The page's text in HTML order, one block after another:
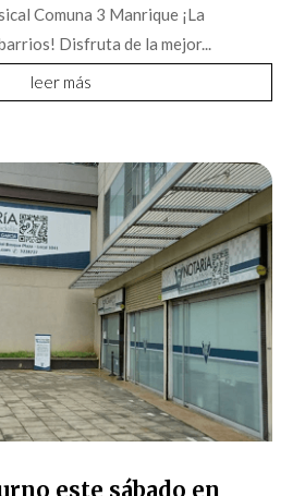
Comuna 3 Manrique ¡La
Disfruta de la mejor...
leer más
este sábado en